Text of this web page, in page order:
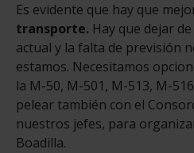
Es evidente que hay que
transporte. Hay que dejar
actual y la falta de previsión
estamos. Necesitamos
la M-50, M-501, M-513, M-
pelear también con el
nuestros jefes, para
Boadilla.